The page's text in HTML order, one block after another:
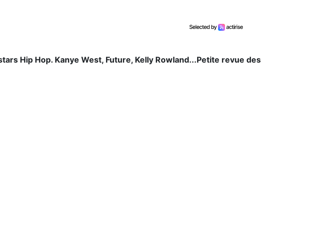
Hip Hop. Kanye West, Future, Kelly Rowland...Petite revue des